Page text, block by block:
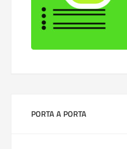
PORTA A PORTA